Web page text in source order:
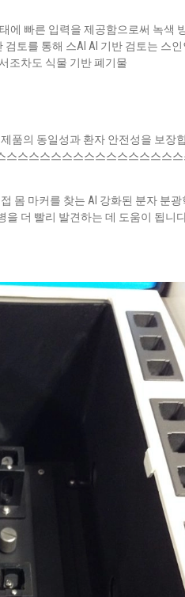
에 빠른 입력을 제공함으로써 녹색
토를 통해 스AI AI 기반 검토는 스
조차도 식물 기반 폐기물
품의 동일성과 환자 안전성을 보장
스스스스스스스스스스스스스스
몸 마커를 찾는 AI 강화된 분자 분
더 빨리 발견하는 데 도움이 됩니